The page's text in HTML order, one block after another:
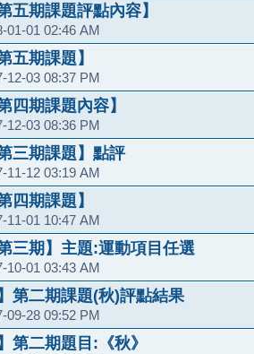
五期課題評點內容】
01-01 02:46 AM
五期課題】
12-03 08:37 PM
四期課題內容】
12-03 08:36 PM
三期課題】點評
11-12 03:19 AM
四期課題】
11-01 10:47 AM
三期】主題:運動項目任選
10-01 03:43 AM
第二期課題(秋)評點結果
09-28 09:52 PM
第二期題目:《秋》